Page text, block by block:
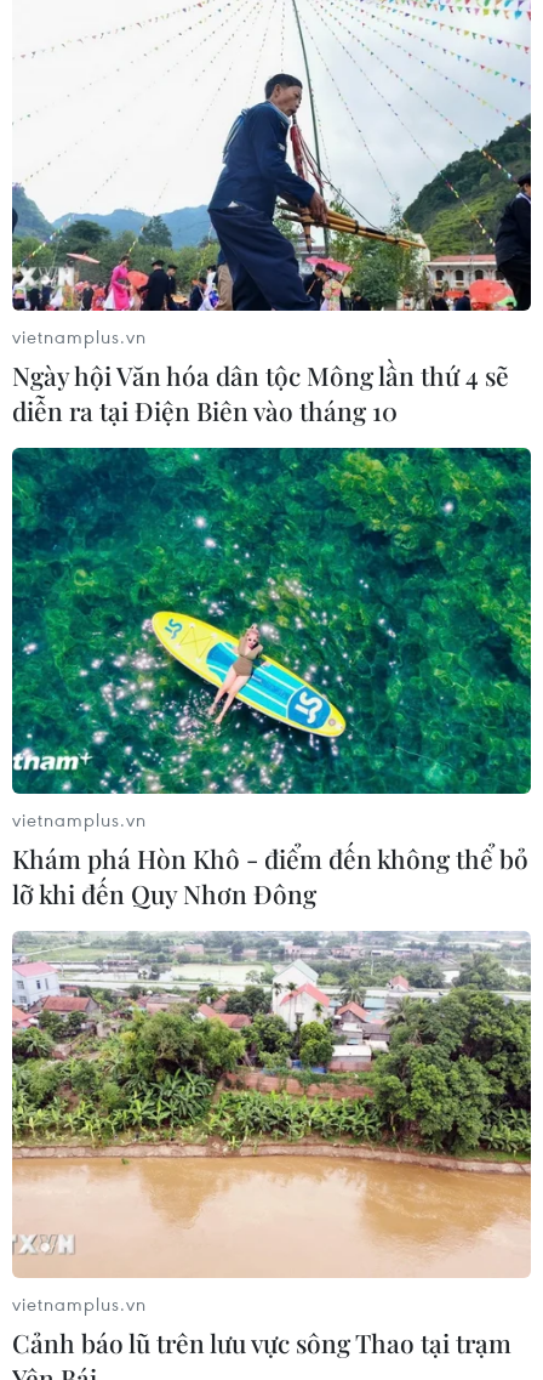
TIN CÙNG CHUYÊN MỤC
Cuộc tìm kiếm và vá lại những 'trái
tim lỗi '
07/08/2026 04:03
Hà Nội cảnh báo về việc sử dụng tế
bào gốc trong khám chữa bệnh, làm
đẹp
07/08/2026 03:03
vietnamplus.vn
Ngày hội Văn hóa dân tộc Mông lần thứ 4 sẽ
diễn ra tại Điện Biên vào tháng 10
vietnamplus.vn
Khám phá Hòn Khô - điểm đến không thể bỏ
lỡ khi đến Quy Nhơn Đông
vietnamplus.vn
Cảnh báo lũ trên lưu vực sông Thao tại trạm